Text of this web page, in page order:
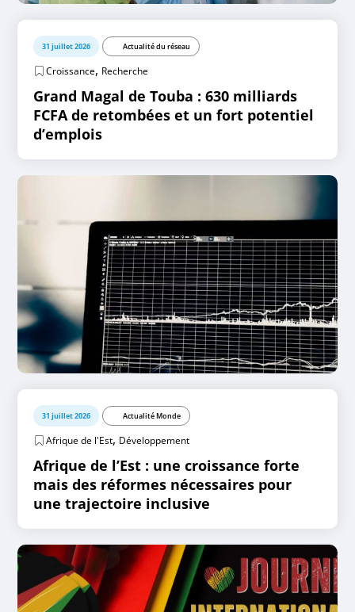
31 juillet 2026 Actualité du réseau
Croissance, Recherche
Grand Magal de Touba : 630 milliards
FCFA de retombées et un fort potentiel
d’emplois
31 juillet 2026 Actualité Monde
Afrique de l'Est, Développement
Afrique de l’Est : une croissance forte
mais des réformes nécessaires pour
une trajectoire inclusive